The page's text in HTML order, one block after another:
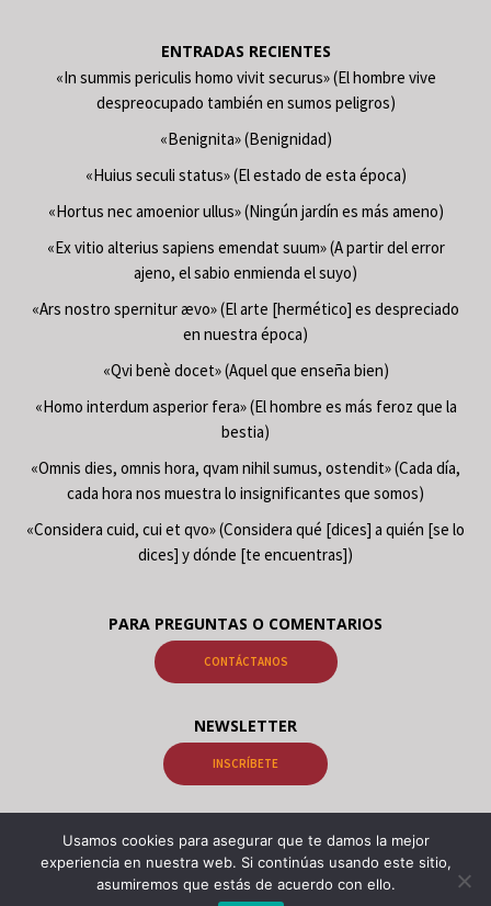
ENTRADAS RECIENTES
«In summis periculis homo vivit securus» (El hombre vive
despreocupado también en sumos peligros)
«Benignita» (Benignidad)
«Huius seculi status» (El estado de esta época)
«Hortus nec amoenior ullus» (Ningún jardín es más ameno)
«Ex vitio alterius sapiens emendat suum» (A partir del error
ajeno, el sabio enmienda el suyo)
«Ars nostro spernitur ævo» (El arte [hermético] es despreciado
en nuestra época)
«Qvi benè docet» (Aquel que enseña bien)
«Homo interdum asperior fera» (El hombre es más feroz que la
bestia)
«Omnis dies, omnis hora, qvam nihil sumus, ostendit» (Cada día,
cada hora nos muestra lo insignificantes que somos)
«Considera cuid, cui et qvo» (Considera qué [dices] a quién [se lo
dices] y dónde [te encuentras])
PARA PREGUNTAS O COMENTARIOS
CONTÁCTANOS
NEWSLETTER
INSCRÍBETE
© 2026 Libros Gnosis Samael Aun Weor, Libros Gnosis Kwen Khan Khu.
Psicología Alquimia Astrología Meditación Cabalá | VOPUS, Portal
Usamos cookies para asegurar que te damos la mejor
experiencia en nuestra web. Si continúas usando este sitio,
asumiremos que estás de acuerdo con ello.